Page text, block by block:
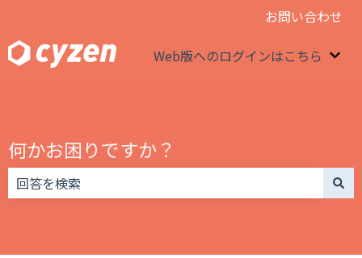
お問い合わせ
Web版へのログインはこちら
何かお困りですか？